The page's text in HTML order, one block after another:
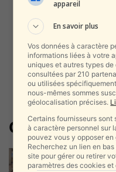
Global Sumud
appareil
En savoir plus
Vos données à caractère
informations liées à votre
uniques et autres types
consultées par 210
ou utilisées
nous-mêmes sommes
géolocalisation précises.
Certains fournisseurs
à caractère personnel sur
pouvez vous y opposer
Recherchez un lien en
site pour gérer ou retirer
paramètres des cookies